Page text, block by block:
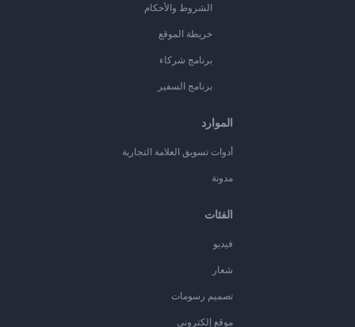
الشروط والأحكام
خريطة الموقع
برنامج شركاء
برنامج السفير
الموارد
أدوات تسويق العلامة التجارية
مدونة
الفئات
فيديو
شعار
تصميم رسومات
موقع إلكتروني